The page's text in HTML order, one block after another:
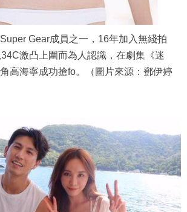
Gear成員之一，16年加入無綫拍
34C激凸上圍而為人認識，在劇集《迷
高海寧成功搶fo。（圖片來源：鄧伊婷